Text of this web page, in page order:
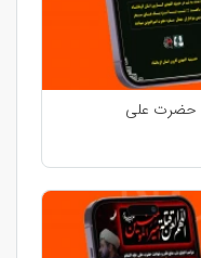
حضرت علی